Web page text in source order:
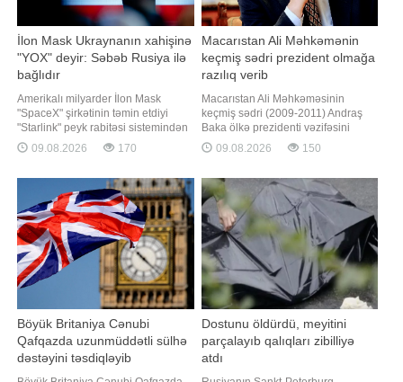
İlon Mask Ukraynanın xahişinə
"YOX" deyir: Səbəb Rusiya ilə
bağlıdır
Amerikalı milyarder İlon Mask
"SpaceX" şirkətinin təmin etdiyi
"Starlink" peyk rabitəsi sistemindən
Rusiyanın dərinliklərinə zərbələr
endirmək məqsədilə istifadə
Ukraynanın xahişini qəbul etmir.
xəbər verir ki, bu barədə "The
Atlantic"
09.08.2026 170
Macarıstan Ali Məhkəmənin
keçmiş sədri prezident olmağa
razılıq verib
Macarıstan Ali Məhkəməsinin
keçmiş sədri (2009-2011) Andraş
Baka ölkə prezidenti vəzifəsini
tutmaq barədə hakim "Tisa"
partiyasının təklifini qəbul edib.
Baş naziri Peter Madyar "Facebook"
səhifəsində bildirib. "Biz şəxsən
Andraş Bakaya "Tisa"
09.08.2026 150
Böyük Britaniya Cənubi
Qafqazda uzunmüddətli sülhə
dəstəyini təsdiqləyib
Dostunu öldürdü, meyitini
parçalayıb qalıqları zibilliyə
atdı